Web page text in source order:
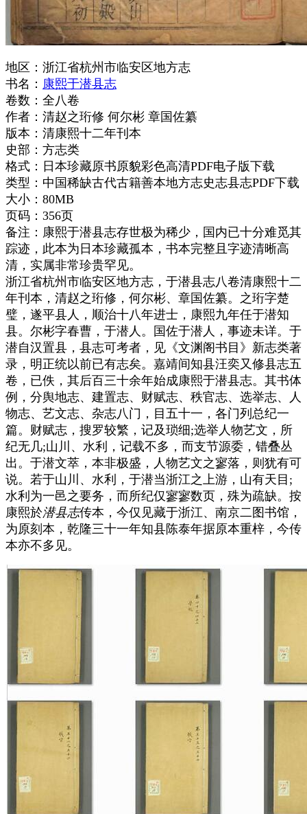
地区：浙江省杭州市临安区地方志
书名： 康熙于潜县志
卷数：全八卷
作者：清赵之珩修 何尔彬 章国佐纂
版本：清康熙十二年刊本
史部：方志类
格式：日本珍藏原书原貌彩色高清PDF电子版下载
类型：中国稀缺古代古籍善本地方志史志县志PDF下载
大小：80MB
页码：356页
备注：康熙于潜县志存世极为稀少，国内已十分难觅其
踪迹，此本为日本珍藏孤本，书本完整且字迹清晰高
清，实属非常珍贵罕见。
浙江省杭州市临安区地方志，于潜县志八卷清康熙十二
年刊本，清赵之珩修，何尔彬、章国佐纂。之珩字楚
璧，遂平县人，顺治十八年进士，康熙九年任于潜知
县。尔彬字春曹，于潜人。国佐于潜人，事迹未详。于
潜自汉置县，县志可考者，见《文渊阁书目》新志类著
录，明正统以前已有志矣。嘉靖间知县汪奕又修县志五
卷，已佚，其后百三十余年始成康熙于潜县志。其书体
例，分舆地志、建置志、财赋志、秩官志、选举志、人
物志、艺文志、杂志八门，目五十一，各门列总纪一
篇。财赋志，搜罗较繁，记及琐细;选举人物艺文，所
纪无几;山川、水利，记载不多，而支节源委，错叠丛
出。于潜文萃，本非极盛，人物艺文之寥落，则犹有可
说。若于山川、水利，于潜当浙江之上游，山有天目;
水利为一邑之要务，而所纪仅寥寥数页，殊为疏缺。按
康熙於潜县志传本，今仅见藏于浙江、南京二图书馆，
为原刻本，乾隆三十一年知县陈泰年据原本重梓，今传
本亦不多见。